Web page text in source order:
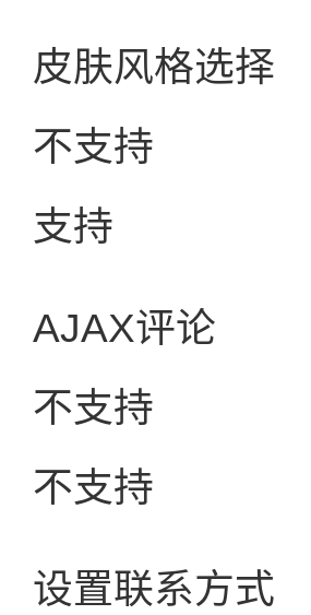
皮肤风格选择
不支持
支持
AJAX评论
不支持
不支持
设置联系方式